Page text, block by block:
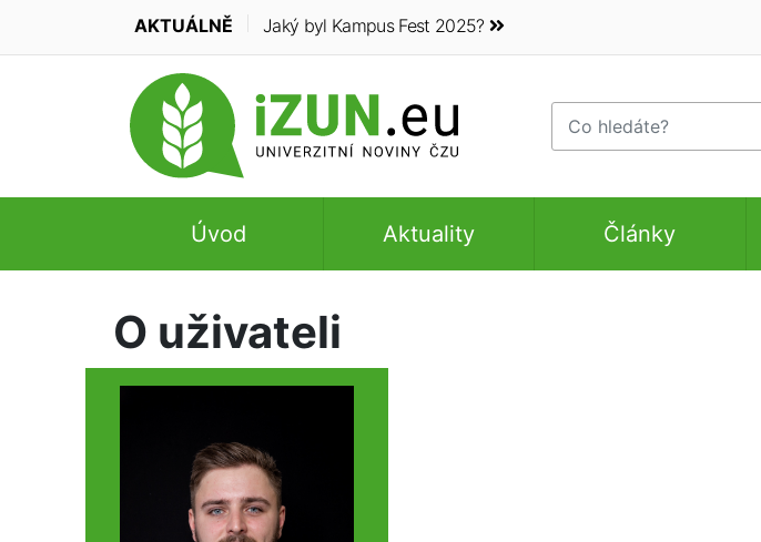
AKTUÁLNĚ Jaký byl Kampus Fest 2025?
Úvod Aktuality Články
O uživateli